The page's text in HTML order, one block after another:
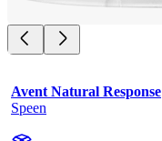
Avent Natural Response
Speen